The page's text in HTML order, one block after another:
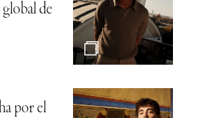
de
por el